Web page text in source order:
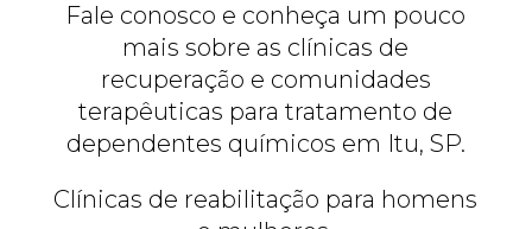
Fale conosco e conheça um pouco
mais sobre as clínicas de
recuperação e comunidades
terapêuticas para tratamento de
dependentes químicos em Itu, SP.
Clínicas de reabilitação para homens